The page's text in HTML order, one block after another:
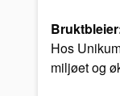
Hos
miljøet og